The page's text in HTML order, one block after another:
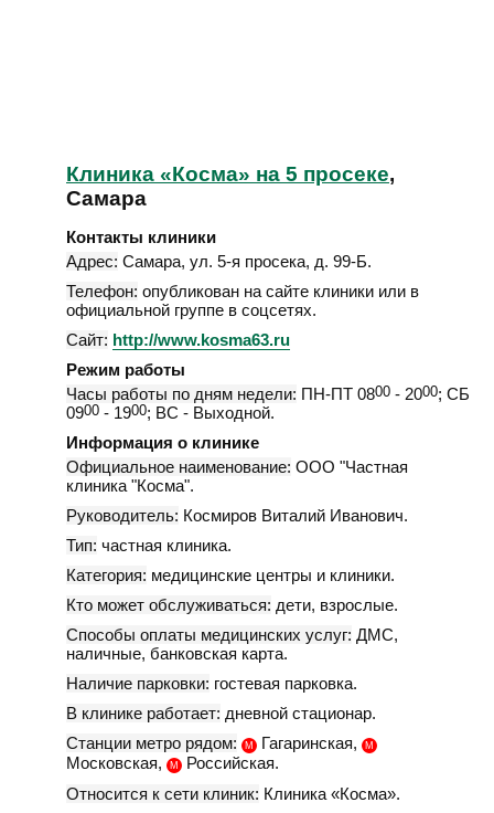
Клиника «Косма» на 5 просеке,
Самара
Контакты клиники
Адрес: Самара, ул. 5-я просека, д. 99-Б.
Телефон: опубликован на сайте клиники или в
официальной группе в соцсетях.
Сайт: http://www.kosma63.ru
Режим работы
Часы работы по дням недели: ПН-ПТ 0800 - 2000; СБ
0900 - 1900; ВС - Выходной.
Информация о клинике
Официальное наименование: ООО "Частная
клиника "Косма".
Руководитель: Космиров Виталий Иванович.
Тип: частная клиника.
Категория: медицинские центры и клиники.
Кто может обслуживаться: дети, взрослые.
Способы оплаты медицинских услуг: ДМС,
наличные, банковская карта.
Наличие парковки: гостевая парковка.
В клинике работает: дневной стационар.
Станции метро рядом:
М Гагаринская, М
Московская, М
Российская.
Относится к сети клиник: Клиника «Косма».